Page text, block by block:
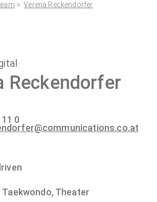
>Verena Reckendorfer
Reckendorfer
0
Taekwondo, Theater